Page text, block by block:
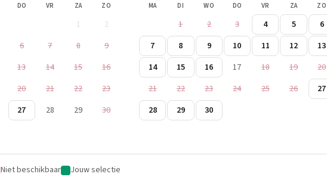
DO VR ZA ZO
1
2
6 7 8
9
13 14 15
16
20 21 22
23
27 28 29
30
MA DI WO DO VR ZA ZO
1 2 3 4 5
6
7
8 9 10 11 12
13
14
15 16 17 18 19
20
21
22 23 24 25 26
27
28
29 30
Niet beschikbaar Jouw selectie